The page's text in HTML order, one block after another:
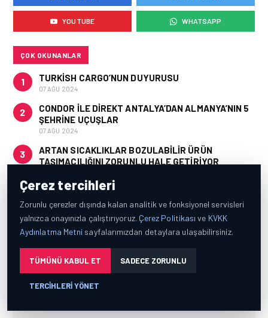
YOUTUBE WHATSAPP
ÇOK OKUNANLAR
1 TURKISH CARGO’NUN DUYURUSU
07 AĞU 2024
2
CONDOR ILE DIREKT ANTALYA’DAN ALMANYA’NIN 5
ŞEHRINE UÇUŞLAR
07 AĞU 2024
3
ARTAN SICAKLIKLAR BOZULABILIR ÜRÜN
TAŞIMACILIĞINI ZORUNLU HALE GETIRIYOR
BÜLTENIMIZE KATILIN
Yeni haberlerden anında haberdar olun
Çerez tercihleri
Zorunlu çerezler dışında kalan analitik ve fonksiyonel servisleri
yalnızca onayınızla çalıştırıyoruz. Çerez Politikası ve KVKK
Aydınlatma Metni sayfalarımızdan detaylara ulaşabilirsiniz.
TÜMÜNÜ KABUL ET SADECE ZORUNLU
TERCIHLERI YÖNET